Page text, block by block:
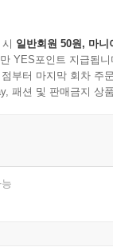
대상인지 계속
경을 가진 기술 독
서”라는 범주에
은 이야기다. 그
일반회원 50원, 마니
YES포인트 지급됩니
부터 마지막 회차 주
패션 및 판매금지 상